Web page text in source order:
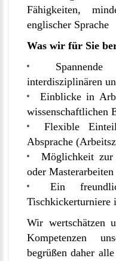
Fähigkeiten,
englischer Sprache
Was wir für Sie
interdisziplinären
Einblicke in
wissenschaftlichen
Flexible
Absprache
Möglichkeit
oder Masterarbeiten
Ein
Tischkickerturniere
Wir wertschätzen
Kompetenzen
begrüßen daher